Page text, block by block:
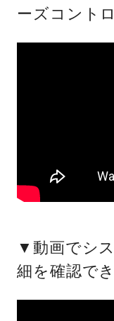
ーズコント
▼動画でシ
細を確認で